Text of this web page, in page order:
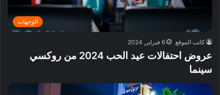
الوجهات
كاتب الموقع 6 فبراير, 2024
عروض احتفالات عيد الحب 2024 من روكسي
سينما